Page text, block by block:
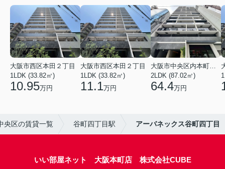
大阪市西区本田２丁目
1LDK (33.82㎡)
10.95万円
大阪市西区本田２丁目
1LDK (33.82㎡)
11.1万円
大阪市中央区内本町１丁目
2LDK (87.02㎡)
64.4万円
央区の賃貸一覧 谷町四丁目駅 アーバネックス谷町四丁目
いい部屋ネット 大阪本町店 株式会社CUBE